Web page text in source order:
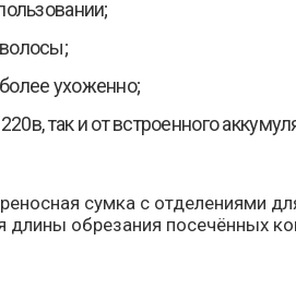
ухоженно;
так и от встроенного
сумка с отделениями
длины обрезания посечённых